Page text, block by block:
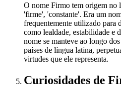
O nome Firmo tem origem no
'firme', 'constante'. Era um
frequentemente utilizado para
como lealdade, estabilidade e
nome se manteve ao longo
países de língua latina,
virtudes que ele representa.
Curiosidades de